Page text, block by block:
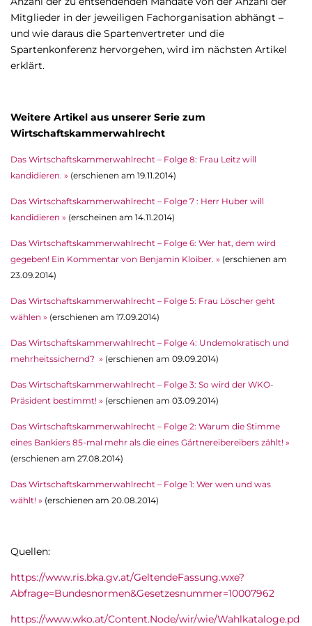
Mitglieder in der jeweiligen Fachorganisation abhängt –
und wie daraus die Spartenvertreter und die
Spartenkonferenz hervorgehen, wird im nächsten Artikel
erklärt.
Weitere Artikel aus unserer Serie zum
Wirtschaftskammerwahlrecht
Das Wirtschaftskammerwahlrecht – Folge 8: Frau Leitz will
kandidieren. » (erschienen am 19.11.2014)
Das Wirtschaftskammerwahlrecht – Folge 7 : Herr Huber will
kandidieren » (erscheinen am 14.11.2014)
Das Wirtschaftskammerwahlrecht – Folge 6: Wer hat, dem wird
gegeben! Ein Kommentar von Benjamin Kloiber. » (erschienen am
23.09.2014)
Das Wirtschaftskammerwahlrecht – Folge 5: Frau Löscher geht
wählen » (erschienen am 17.09.2014)
Das Wirtschaftskammerwahlrecht – Folge 4: Undemokratisch und
mehrheitssichernd? » (erschienen am 09.09.2014)
Das Wirtschaftskammerwahlrecht – Folge 3: So wird der WKO-
Präsident bestimmt! » (erschienen am 03.09.2014)
Das Wirtschaftskammerwahlrecht – Folge 2: Warum die Stimme
eines Bankiers 85-mal mehr als die eines Gärtnereibereibers zählt! »
(erschienen am 27.08.2014)
Das Wirtschaftskammerwahlrecht – Folge 1: Wer wen und was
wählt! » (erschienen am 20.08.2014)
Quellen:
https://www.ris.bka.gv.at/GeltendeFassung.wxe?
Abfrage=Bundesnormen&Gesetzesnummer=10007962
https://www.wko.at/Content.Node/wir/wie/Wahlkataloge.pd